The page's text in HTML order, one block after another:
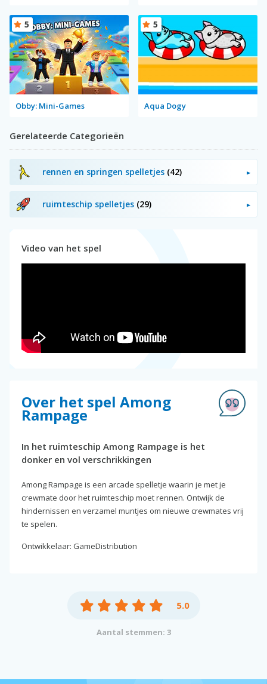
Obby: Mini-Games
5
Aqua Dogy
5
Gerelateerde Categorieën
rennen en springen spelletjes (42)
ruimteschip spelletjes (29)
Video van het spel
Over het spel Among
Rampage
In het ruimteschip Among Rampage is het
donker en vol verschrikkingen
Among Rampage is een arcade spelletje waarin je met je
crewmate door het ruimteschip moet rennen. Ontwijk de
hindernissen en verzamel muntjes om nieuwe crewmates vrij
te spelen.
Ontwikkelaar: GameDistribution
5.0
Aantal stemmen: 3